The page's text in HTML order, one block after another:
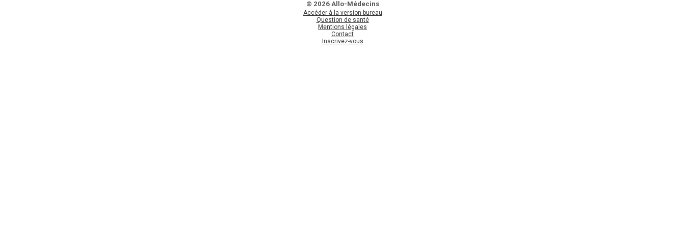
© 2026 Allo-Médecins
Accéder à la version bureau
Question de santé
Mentions légales
Contact
Inscrivez-vous